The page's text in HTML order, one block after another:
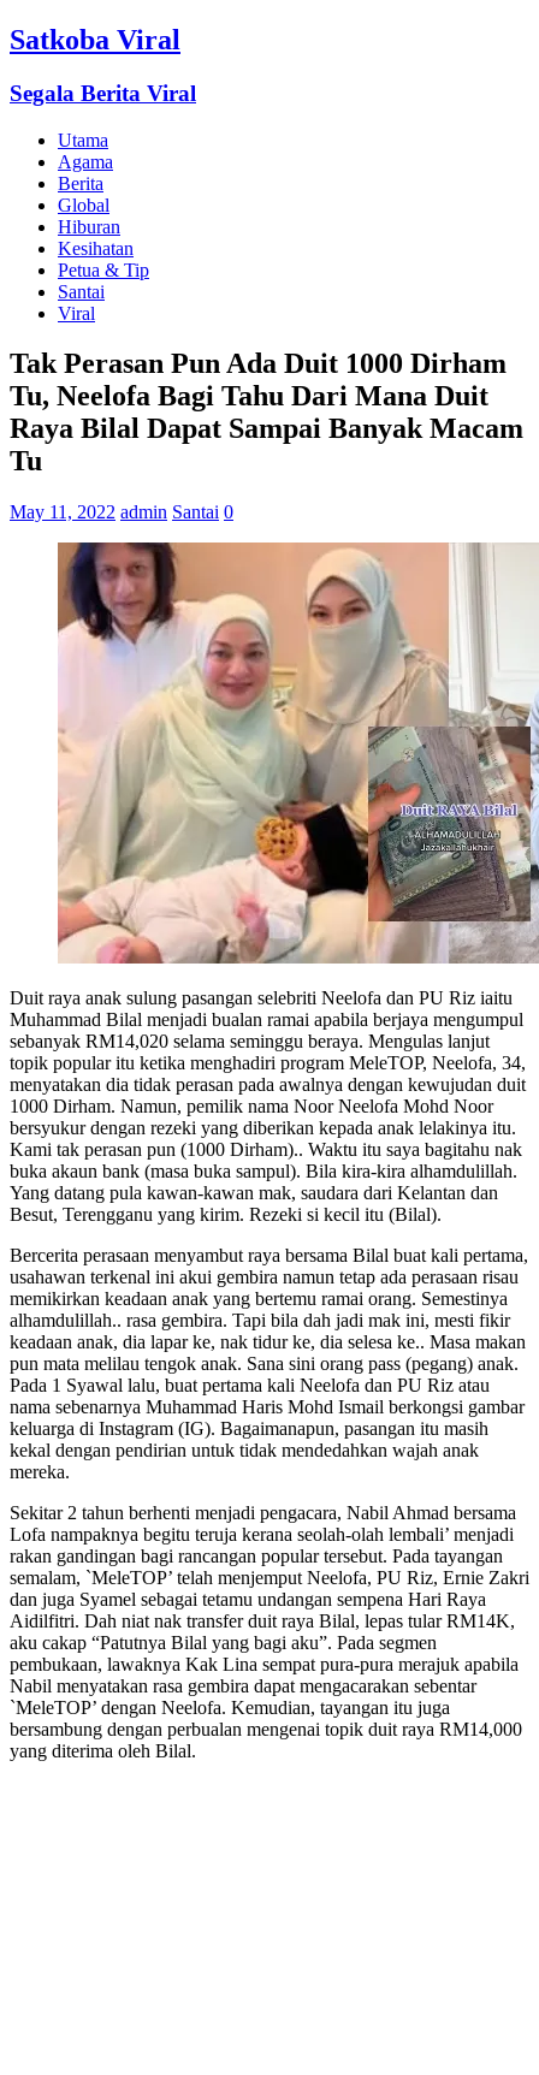
Satkoba Viral
Segala Berita Viral
Utama
Agama
Berita
Global
Hiburan
Kesihatan
Petua & Tip
Santai
Viral
Tak Perasan Pun Ada Duit 1000 Dirham
Tu, Neelofa Bagi Tahu Dari Mana Duit
Raya Bilal Dapat Sampai Banyak Macam
Tu
May 11, 2022 admin Santai 0
Duit raya anak sulung pasangan selebriti Neelofa dan PU Riz iaitu
Muhammad Bilal menjadi bualan ramai apabila berjaya mengumpul
sebanyak RM14,020 selama seminggu beraya. Mengulas lanjut
topik popular itu ketika menghadiri program MeleTOP, Neelofa, 34,
menyatakan dia tidak perasan pada awalnya dengan kewujudan duit
1000 Dirham. Namun, pemilik nama Noor Neelofa Mohd Noor
bersyukur dengan rezeki yang diberikan kepada anak lelakinya itu.
Kami tak perasan pun (1000 Dirham).. Waktu itu saya bagitahu nak
buka akaun bank (masa buka sampul). Bila kira-kira alhamdulillah.
Yang datang pula kawan-kawan mak, saudara dari Kelantan dan
Besut, Terengganu yang kirim. Rezeki si kecil itu (Bilal).
Bercerita perasaan menyambut raya bersama Bilal buat kali pertama,
usahawan terkenal ini akui gembira namun tetap ada perasaan risau
memikirkan keadaan anak yang bertemu ramai orang. Semestinya
alhamdulillah.. rasa gembira. Tapi bila dah jadi mak ini, mesti fikir
keadaan anak, dia lapar ke, nak tidur ke, dia selesa ke.. Masa makan
pun mata melilau tengok anak. Sana sini orang pass (pegang) anak.
Pada 1 Syawal lalu, buat pertama kali Neelofa dan PU Riz atau
nama sebenarnya Muhammad Haris Mohd Ismail berkongsi gambar
keluarga di Instagram (IG). Bagaimanapun, pasangan itu masih
kekal dengan pendirian untuk tidak mendedahkan wajah anak
mereka.
Sekitar 2 tahun berhenti menjadi pengacara, Nabil Ahmad bersama
Lofa nampaknya begitu teruja kerana seolah-olah lembali’ menjadi
rakan gandingan bagi rancangan popular tersebut. Pada tayangan
semalam, `MeleTOP’ telah menjemput Neelofa, PU Riz, Ernie Zakri
dan juga Syamel sebagai tetamu undangan sempena Hari Raya
Aidilfitri. Dah niat nak transfer duit raya Bilal, lepas tular RM14K,
aku cakap “Patutnya Bilal yang bagi aku”. Pada segmen
pembukaan, lawaknya Kak Lina sempat pura-pura merajuk apabila
Nabil menyatakan rasa gembira dapat mengacarakan sebentar
`MeleTOP’ dengan Neelofa. Kemudian, tayangan itu juga
bersambung dengan perbualan mengenai topik duit raya RM14,000
yang diterima oleh Bilal.